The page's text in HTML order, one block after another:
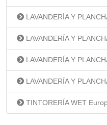
LAVANDERÍA Y
LAVANDERÍA Y
LAVANDERÍA Y
LAVANDERÍA Y
TINTORERÍA WET